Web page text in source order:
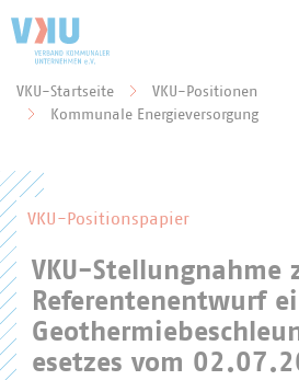
Sie befinden sich hier:
VKU-Startseite
VKU-Positionen
Kommunale Energieversorgung
VKU-Positionspapier
VKU-Stellungnahme
Referentenentwurf
esetzes vom